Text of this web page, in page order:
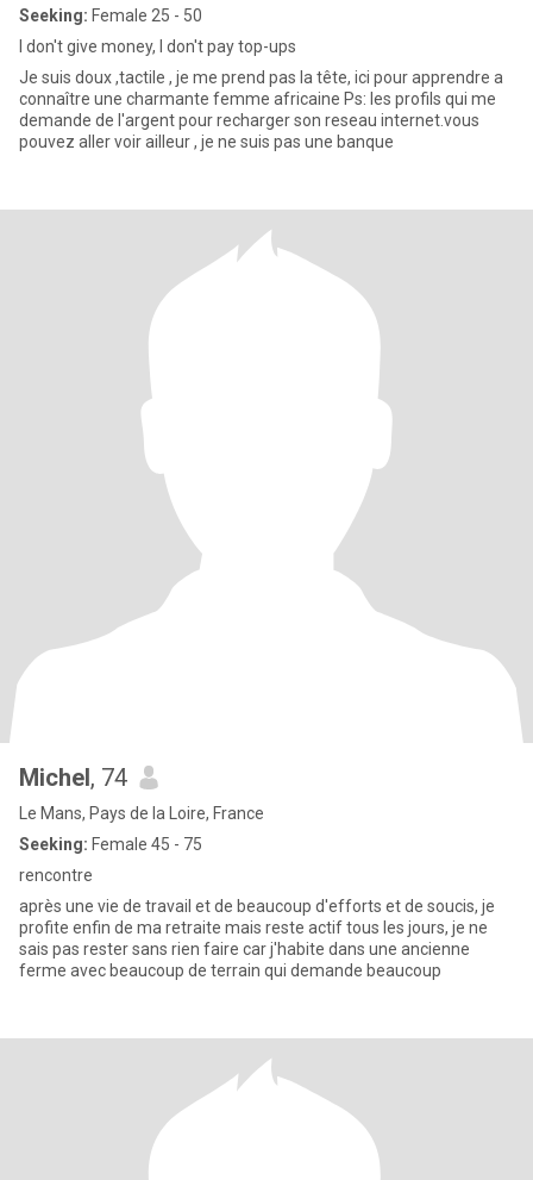
Seeking: Female 25 - 50
I don't give money, I don't pay top-ups
Je suis doux ,tactile , je me prend pas la tête, ici pour apprendre a
connaître une charmante femme africaine Ps: les profils qui me
demande de l'argent pour recharger son reseau internet.vous
pouvez aller voir ailleur , je ne suis pas une banque
Michel, 74
Le Mans, Pays de la Loire, France
Seeking: Female 45 - 75
rencontre
après une vie de travail et de beaucoup d'efforts et de soucis, je
profite enfin de ma retraite mais reste actif tous les jours, je ne
sais pas rester sans rien faire car j'habite dans une ancienne
ferme avec beaucoup de terrain qui demande beaucoup